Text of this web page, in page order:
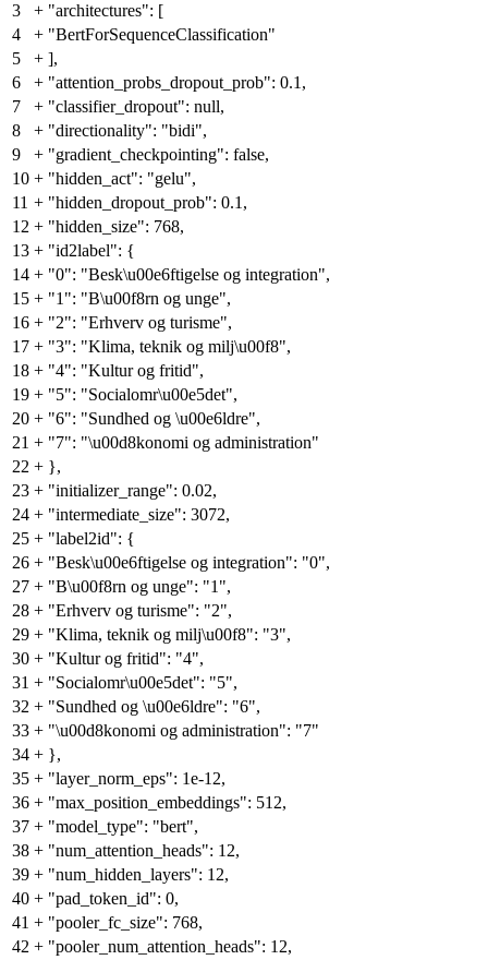
3
+ "architectures": [
4
+ "BertForSequenceClassification"
5
+ ],
6
+ "attention_probs_dropout_prob": 0.1,
7
+ "classifier_dropout": null,
8
+ "directionality": "bidi",
9
+ "gradient_checkpointing": false,
10 + "hidden_act": "gelu",
11 + "hidden_dropout_prob": 0.1,
12 + "hidden_size": 768,
13 + "id2label": {
14 + "0": "Besk\u00e6ftigelse og integration",
15 + "1": "B\u00f8rn og unge",
16 + "2": "Erhverv og turisme",
17 + "3": "Klima, teknik og milj\u00f8",
18 + "4": "Kultur og fritid",
19 + "5": "Socialomr\u00e5det",
20 + "6": "Sundhed og \u00e6ldre",
21 + "7": "\u00d8konomi og administration"
22 + },
23 + "initializer_range": 0.02,
24 + "intermediate_size": 3072,
25 + "label2id": {
26 + "Besk\u00e6ftigelse og integration": "0",
27 + "B\u00f8rn og unge": "1",
28 + "Erhverv og turisme": "2",
29 + "Klima, teknik og milj\u00f8": "3",
30 + "Kultur og fritid": "4",
31 + "Socialomr\u00e5det": "5",
32 + "Sundhed og \u00e6ldre": "6",
33 + "\u00d8konomi og administration": "7"
34 + },
35 + "layer_norm_eps": 1e-12,
36 + "max_position_embeddings": 512,
37 + "model_type": "bert",
38 + "num_attention_heads": 12,
39 + "num_hidden_layers": 12,
40 + "pad_token_id": 0,
41 + "pooler_fc_size": 768,
42 + "pooler_num_attention_heads": 12,